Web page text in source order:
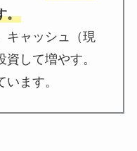
。
キャッシュ（現
して増やす。
ます。